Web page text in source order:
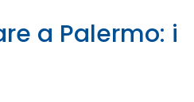
a Palermo: i